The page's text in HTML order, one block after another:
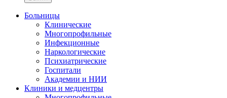
Больницы
Клинические
Многопрофильные
Инфекционные
Наркологические
Психиатрические
Госпитали
Академии и НИИ
Клиники и медцентры